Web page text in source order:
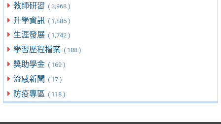
教師研習 ( 3,968 )
升學資訊 ( 1,885 )
生涯發展 ( 1,742 )
學習歷程檔案 ( 108 )
獎助學金 ( 169 )
流感新聞 ( 17 )
防疫專區 ( 118 )